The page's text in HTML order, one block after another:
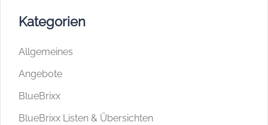
Kategorien
Allgemeines
Angebote
BlueBrixx
BlueBrixx Listen & Übersichten